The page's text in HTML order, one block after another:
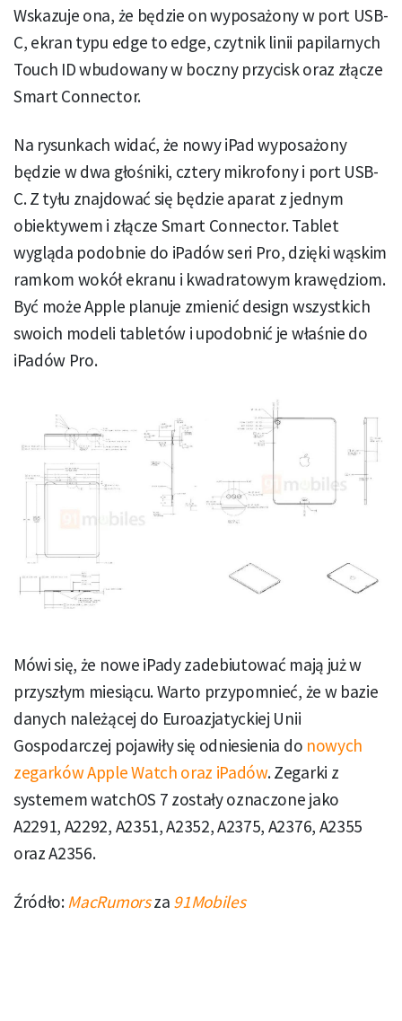
Wskazuje ona, że będzie on wyposażony w port USB-
C, ekran typu edge to edge, czytnik linii papilarnych
Touch ID wbudowany w boczny przycisk oraz złącze
Smart Connector.
Na rysunkach widać, że nowy iPad wyposażony
będzie w dwa głośniki, cztery mikrofony i port USB-
C. Z tyłu znajdować się będzie aparat z jednym
obiektywem i złącze Smart Connector. Tablet
wygląda podobnie do iPadów seri Pro, dzięki wąskim
ramkom wokół ekranu i kwadratowym krawędziom.
Być może Apple planuje zmienić design wszystkich
swoich modeli tabletów i upodobnić je właśnie do
iPadów Pro.
Mówi się, że nowe iPady zadebiutować mają już w
przyszłym miesiącu. Warto przypomnieć, że w bazie
danych należącej do Euroazjatyckiej Unii
Gospodarczej pojawiły się odniesienia do nowych
zegarków Apple Watch oraz iPadów. Zegarki z
systemem watchOS 7 zostały oznaczone jako
A2291, A2292, A2351, A2352, A2375, A2376, A2355
oraz A2356.
Źródło:MacRumorsza 91Mobiles